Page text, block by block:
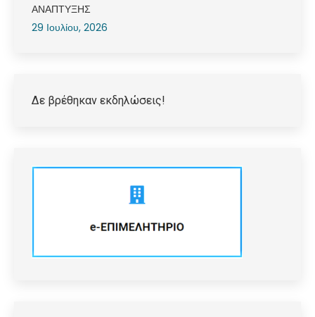
ΑΝΑΠΤΥΞΗΣ
29 Ιουλίου, 2026
Δε βρέθηκαν εκδηλώσεις!